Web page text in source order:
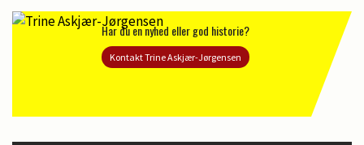
Har du en nyhed eller god historie?
Kontakt Trine Askjær-Jørgensen